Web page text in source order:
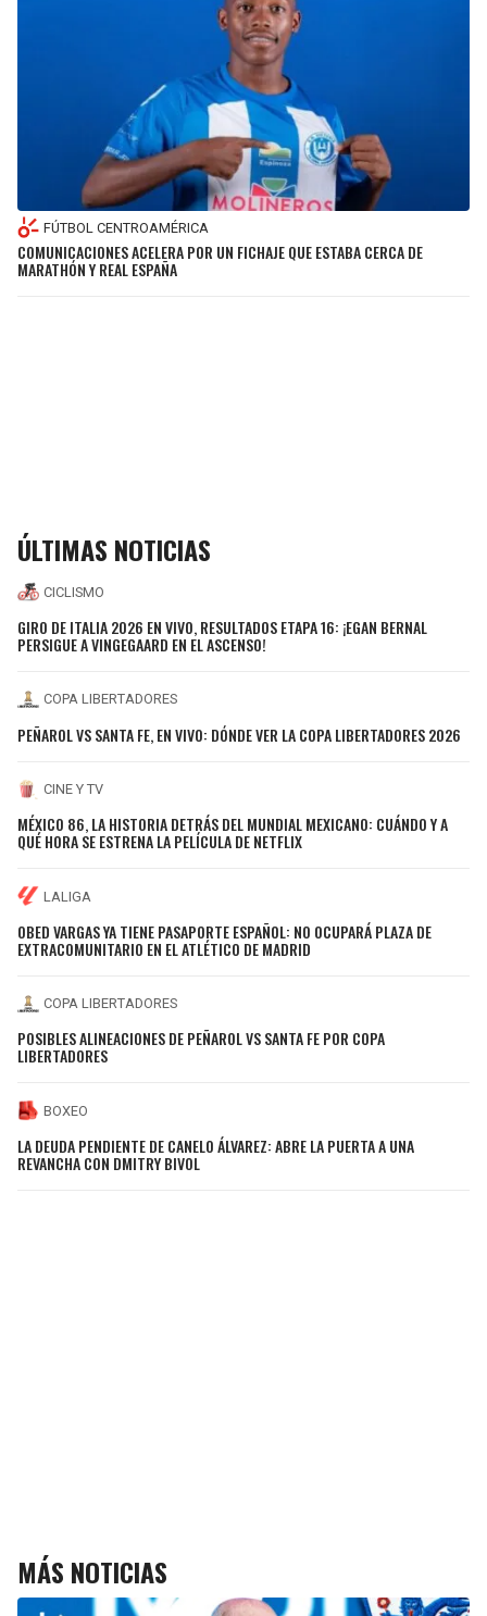
FÚTBOL CENTROAMÉRICA
COMUNICACIONES ACELERA POR UN FICHAJE QUE ESTABA CERCA DE
MARATHÓN Y REAL ESPAÑA
ÚLTIMAS NOTICIAS
CICLISMO
GIRO DE ITALIA 2026 EN VIVO, RESULTADOS ETAPA 16: ¡EGAN BERNAL
PERSIGUE A VINGEGAARD EN EL ASCENSO!
COPA LIBERTADORES
PEÑAROL VS SANTA FE, EN VIVO: DÓNDE VER LA COPA LIBERTADORES 2026
CINE Y TV
MÉXICO 86, LA HISTORIA DETRÁS DEL MUNDIAL MEXICANO: CUÁNDO Y A
QUÉ HORA SE ESTRENA LA PELÍCULA DE NETFLIX
LALIGA
OBED VARGAS YA TIENE PASAPORTE ESPAÑOL: NO OCUPARÁ PLAZA DE
EXTRACOMUNITARIO EN EL ATLÉTICO DE MADRID
COPA LIBERTADORES
POSIBLES ALINEACIONES DE PEÑAROL VS SANTA FE POR COPA
LIBERTADORES
BOXEO
LA DEUDA PENDIENTE DE CANELO ÁLVAREZ: ABRE LA PUERTA A UNA
REVANCHA CON DMITRY BIVOL
MÁS NOTICIAS